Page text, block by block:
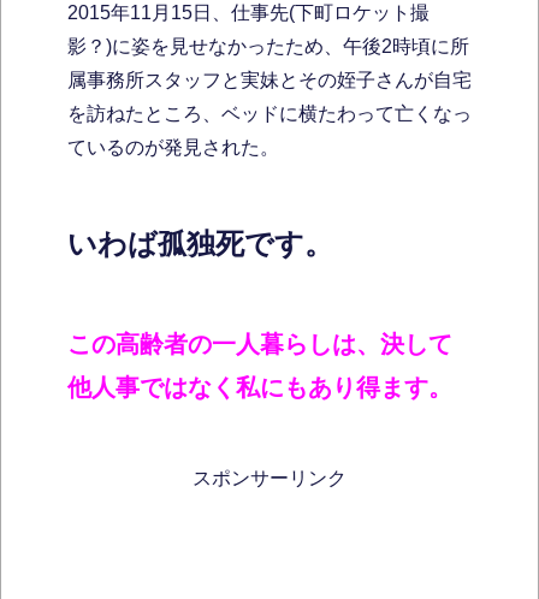
2015年11月15日、仕事先(下町ロケット撮
影？)に姿を見せなかったため、午後2時頃に所
属事務所スタッフと実妹とその姪子さんが自宅
を訪ねたところ、ベッドに横たわって亡くなっ
ているのが発見された。
いわば孤独死です。
この高齢者の一人暮らしは、決して
他人事ではなく私にもあり得ます。
スポンサーリンク